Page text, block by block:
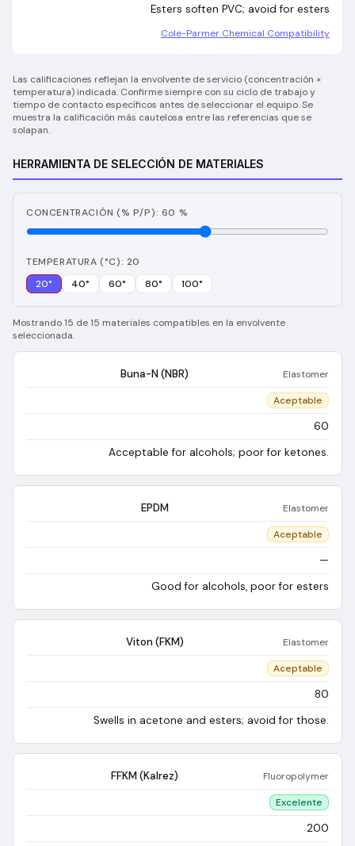
Esters soften PVC; avoid for esters
Cole-Parmer Chemical Compatibility
Las calificaciones reflejan la envolvente de servicio (concentración ×
temperatura) indicada. Confirme siempre con su ciclo de trabajo y
tiempo de contacto específicos antes de seleccionar el equipo. Se
muestra la calificación más cautelosa entre las referencias que se
solapan.
HERRAMIENTA DE SELECCIÓN DE MATERIALES
CONCENTRACIÓN (% P/P): 60 %
TEMPERATURA (°C): 20
20° 40° 60° 80° 100°
Mostrando 15 de 15 materiales compatibles en la envolvente
seleccionada.
Buna-N (NBR) Elastomer
Aceptable
60
Acceptable for alcohols; poor for ketones.
EPDM Elastomer
Aceptable
—
Good for alcohols, poor for esters
Viton (FKM) Elastomer
Aceptable
80
Swells in acetone and esters; avoid for those.
FFKM (Kalrez) Fluoropolymer
Excelente
200